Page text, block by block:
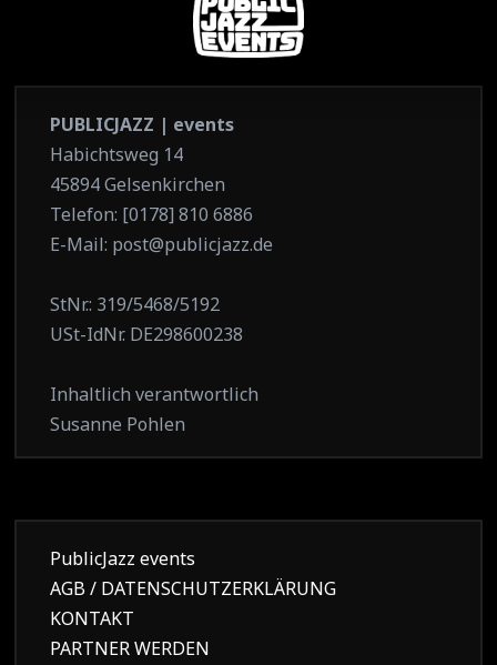
PUBLICJAZZ | events
Habichtsweg 14
45894 Gelsenkirchen
Telefon: [0178] 810 6886
E-Mail: post@publicjazz.de
StNr.: 319/5468/5192
USt-IdNr. DE298600238
Inhaltlich verantwortlich
Susanne Pohlen
PublicJazz events
AGB / DATENSCHUTZERKLÄRUNG
KONTAKT
PARTNER WERDEN